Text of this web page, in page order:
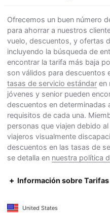
Ofrecemos un buen número
para ahorrar a nuestros
vuelo, descuentos, y ofertas
incluyendo la búsqueda de
encontrar la tarifa más baja
son válidos para descuentos
tasas de servicio estándar en
jóvenes y senior pueden
descuentos en determinadas
requisitos de cada una.
personas que viajen debido
viajeros visualmente
descuentos en las tasas de
se detalla en nuestra política
Información sobre Tarifas
United States